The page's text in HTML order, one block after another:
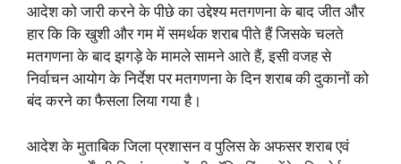
आदेश को जारी करने के पीछे का उद्देश्य मतगणना के बाद जीत और
हार कि कि खुशी और गम में समर्थक शराब पीते हैं जिसके चलते
मतगणना के बाद झगड़े के मामले सामने आते हैं, इसी वजह से
निर्वाचन आयोग के निर्देश पर मतगणना के दिन शराब की दुकानों को
बंद करने का फैसला लिया गया है।
आदेश के मुताबिक जिला प्रशासन व पुलिस के अफसर शराब एवं